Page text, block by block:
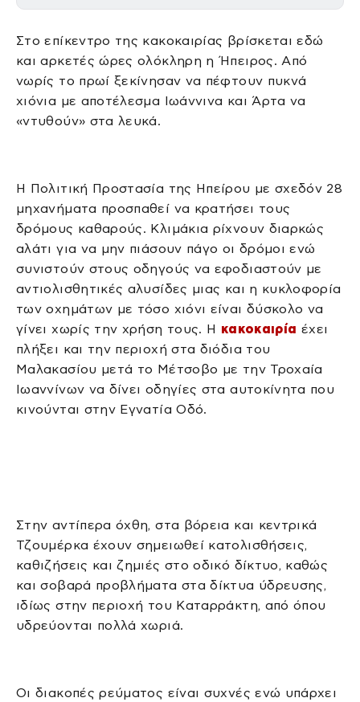
Στο επίκεντρο της κακοκαιρίας βρίσκεται εδώ
και αρκετές ώρες ολόκληρη η Ήπειρος. Από
νωρίς το πρωί ξεκίνησαν να πέφτουν πυκνά
χιόνια με αποτέλεσμα Ιωάννινα και Άρτα να
«ντυθούν» στα λευκά.
Η Πολιτική Προστασία της Ηπείρου με σχεδόν 28
μηχανήματα προσπαθεί να κρατήσει τους
δρόμους καθαρούς. Κλιμάκια ρίχνουν διαρκώς
αλάτι για να μην πιάσουν πάγο οι δρόμοι ενώ
συνιστούν στους οδηγούς να εφοδιαστούν με
αντιολισθητικές αλυσίδες μιας και η κυκλοφορία
των οχημάτων με τόσο χιόνι είναι δύσκολο να
γίνει χωρίς την χρήση τους. Η κακοκαιρία έχει
πλήξει και την περιοχή στα διόδια του
Μαλακασίου μετά το Μέτσοβο με την Τροχαία
Ιωαννίνων να δίνει οδηγίες στα αυτοκίνητα που
κινούνται στην Εγνατία Οδό.
Στην αντίπερα όχθη, στα βόρεια και κεντρικά
Τζουμέρκα έχουν σημειωθεί κατολισθήσεις,
καθιζήσεις και ζημιές στο οδικό δίκτυο, καθώς
και σοβαρά προβλήματα στα δίκτυα ύδρευσης,
ιδίως στην περιοχή του Καταρράκτη, από όπου
υδρεύονται πολλά χωριά.
Οι διακοπές ρεύματος είναι συχνές ενώ υπάρχει